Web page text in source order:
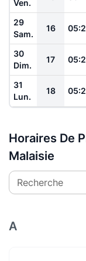
Ven.
29
Sam.
16
30
Dim.
17
31
Lun.
18
Horaires De
Malaisie
Recherche
A